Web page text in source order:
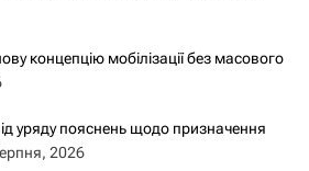
концепцію мобілізації без масового
уряду пояснень щодо призначення
2026